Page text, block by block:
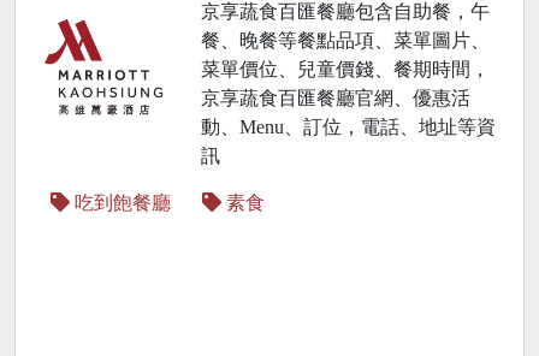
京享蔬食百匯餐廳包含自助餐，午
餐、晚餐等餐點品項、菜單圖片、
菜單價位、兒童價錢、餐期時間，
京享蔬食百匯餐廳官網、優惠活
動、Menu、訂位，電話、地址等資
訊
吃到飽餐廳 素食